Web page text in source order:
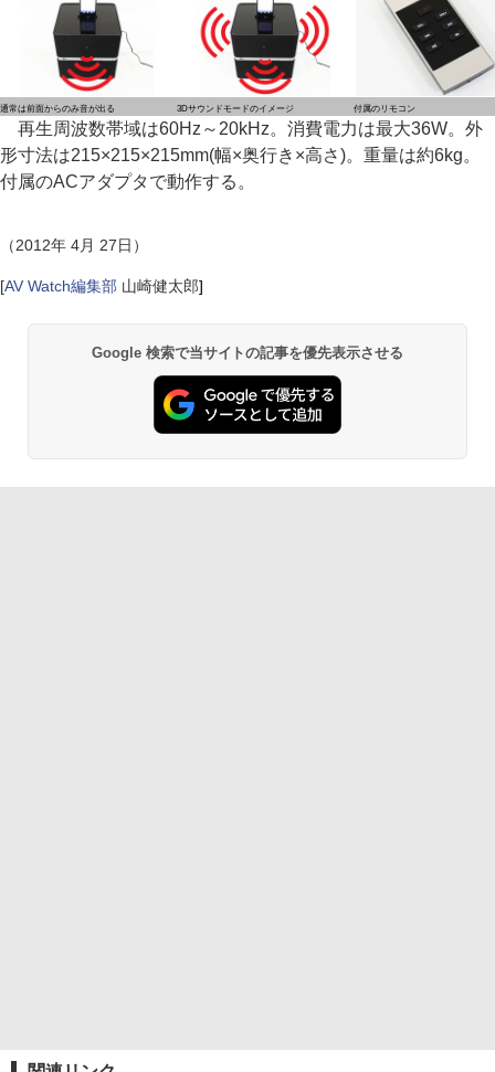
通常は前面からのみ音が出る 3Dサウンドモードのイメージ 付属のリモコン
再生周波数帯域は60Hz～20kHz。消費電力は最大36W。外
形寸法は215×215×215mm(幅×奥行き×高さ)。重量は約6kg。
付属のACアダプタで動作する。
（2012年 4月 27日）
[AV Watch編集部 山崎健太郎]
Google 検索で当サイトの記事を優先表示させる